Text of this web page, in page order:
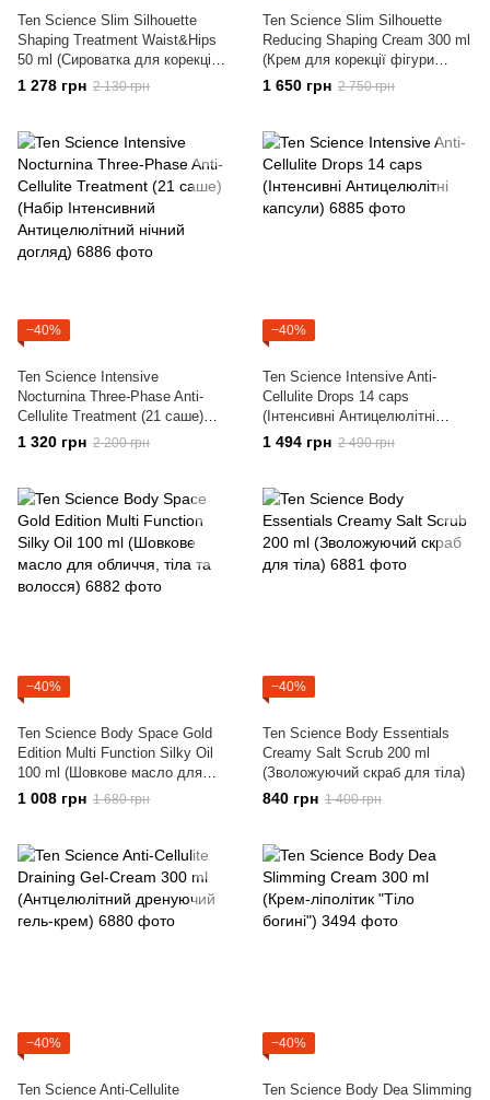
Ten Science Slim Silhouette
Shaping Treatment Waist&Hips
50 ml (Сироватка для корекції
талії і стегон "Стрункий
силует")
1 278 грн 2 130 грн
Ten Science Slim Silhouette
Reducing Shaping Cream 300 ml
(Крем для корекції фігури
"Стрункий силует")
1 650 грн 2 750 грн
−40%
Ten Science Intensive
Nocturnina Three-Phase Anti-
Cellulite Treatment (21 саше)
(Набір Інтенсивний
Антицелюлітний нічний догляд)
1 320 грн 2 200 грн
−40%
Ten Science Intensive Anti-
Cellulite Drops 14 caps
(Інтенсивні Антицелюлітні
капсули)
1 494 грн 2 490 грн
−40%
Ten Science Body Space Gold
Edition Multi Function Silky Oil
100 ml (Шовкове масло для
обличчя, тіла та волосся)
1 008 грн 1 680 грн
−40%
Ten Science Body Essentials
Creamy Salt Scrub 200 ml
(Зволожуючий скраб для тіла)
840 грн 1 400 грн
−40%
Ten Science Anti-Cellulite
−40%
Ten Science Body Dea Slimming